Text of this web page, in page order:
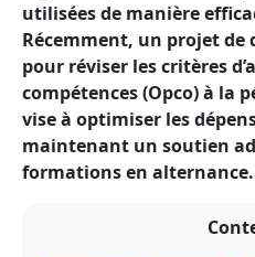
utilisées de manière
Récemment, un projet
pour réviser les critères
compétences (Opco) à la
vise à optimiser les
maintenant un soutien
formations en alternance.